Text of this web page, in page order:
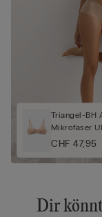
Triangel-BH
Mikrofaser
CHF 47,95
Dir